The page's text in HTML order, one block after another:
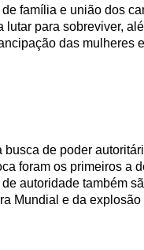
família e união dos
para sobreviver,
das mulheres
de poder
foram os primeiros a
autoridade também
Mundial e da